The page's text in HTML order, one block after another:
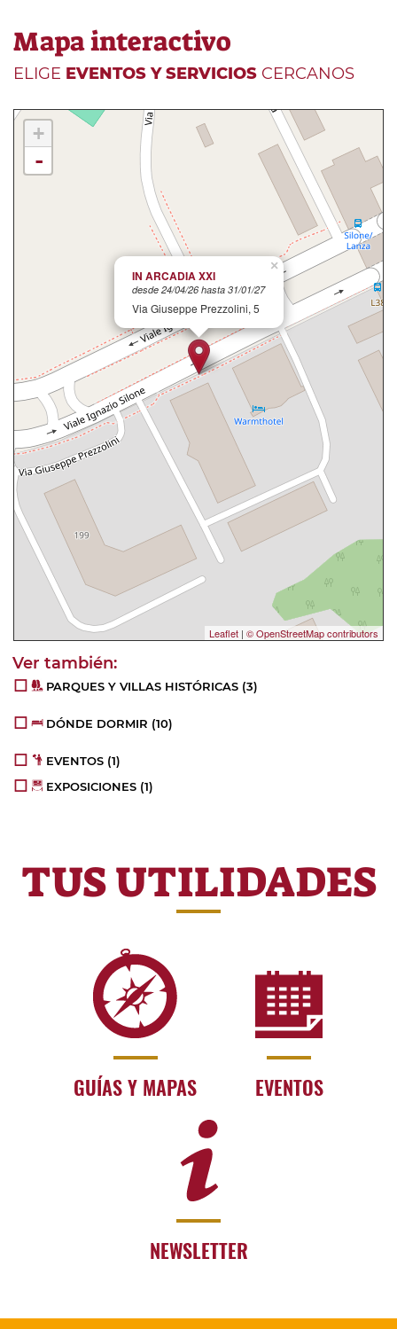
Mapa interactivo
ELIGE EVENTOS Y SERVICIOS CERCANOS
×
IN ARCADIA XXI
desde 24/04/26 hasta 31/01/27
Via Giuseppe Prezzolini, 5
+
-
Leaflet | © OpenStreetMap contributors
PARQUES Y VILLAS HISTÓRICAS (3)
DÓNDE DORMIR (10)
EVENTOS (1)
EXPOSICIONES (1)
TUS UTILIDADES
GUÍAS Y MAPAS EVENTOS
NEWSLETTER